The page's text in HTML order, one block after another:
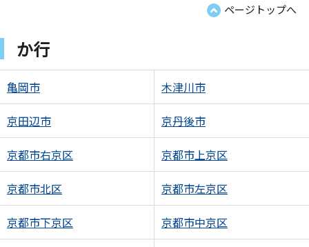
ページトップへ
か行
亀岡市 木津川市
京田辺市 京丹後市
京都市右京区 京都市上京区
京都市北区 京都市左京区
京都市下京区 京都市中京区